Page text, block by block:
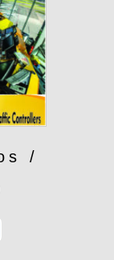
/
230,00.